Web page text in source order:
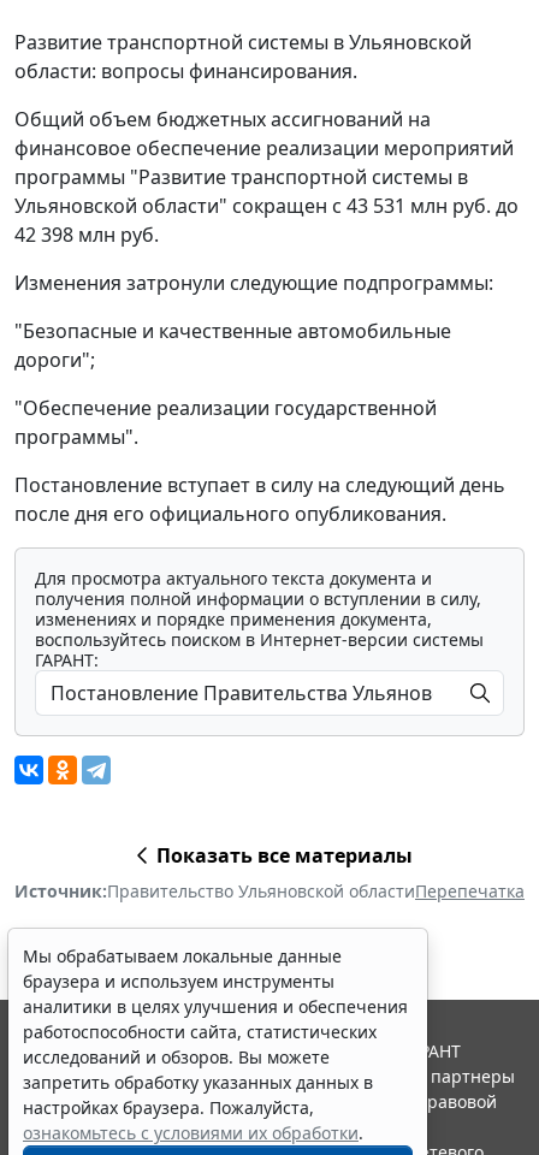
Развитие транспортной системы в Ульяновской
области: вопросы финансирования.
Общий объем бюджетных ассигнований на
финансовое обеспечение реализации мероприятий
программы "Развитие транспортной системы в
Ульяновской области" сокращен с 43 531 млн руб. до
42 398 млн руб.
Изменения затронули следующие подпрограммы:
"Безопасные и качественные автомобильные
дороги";
"Обеспечение реализации государственной
программы".
Постановление вступает в силу на следующий день
после дня его официального опубликования.
Для просмотра актуального текста документа и
получения полной информации о вступлении в силу,
изменениях и порядке применения документа,
воспользуйтесь поиском в Интернет-версии системы
ГАРАНТ:
Показать все материалы
Источник:Правительство Ульяновской областиПерепечатка
Мы обрабатываем локальные данные
браузера и используем инструменты
аналитики в целях улучшения и обеспечения
работоспособности сайта, статистических
исследований и обзоров. Вы можете
запретить обработку указанных данных в
настройках браузера. Пожалуйста,
ознакомьтесь с условиями их обработки.
© ООО "НПП "ГАРАНТ-СЕРВИС", 2026. Система ГАРАНТ
выпускается с 1990 года. Компания "Гарант" и ее партнеры
являются участниками Российской ассоциации правовой
информации ГАРАНТ.